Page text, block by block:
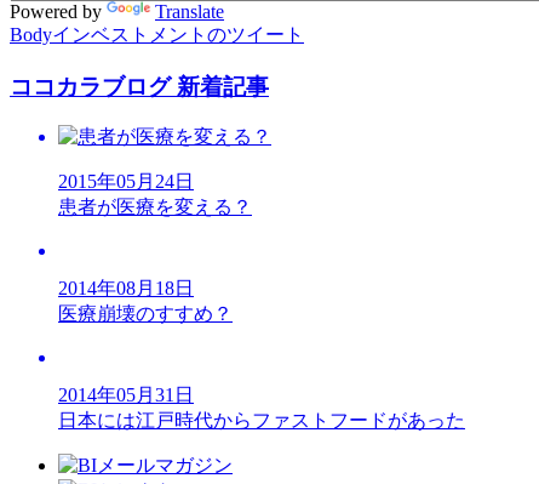
Powered by
Translate
Bodyインベストメントのツイート
ココカラブログ 新着記事
2015年05月24日
患者が医療を変える？
2014年08月18日
医療崩壊のすすめ？
2014年05月31日
日本には江戸時代からファストフードがあった